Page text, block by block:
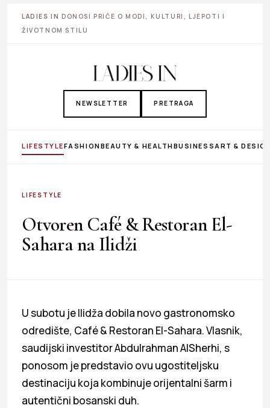
LADIES IN DONOSI PRIČE O MODI, KULTURI, LJEPOTI I
ŽIVOTNOM STILU
NEWSLETTER PRETRAGA
LIFESTYLEFASHIONBEAUTY & HEALTHBUSINESS ART &
LIFESTYLE
Otvoren Café & Restoran El-
Sahara na Ilidži
U subotu je Ilidža dobila novo gastronomsko
odredište, Café & Restoran El-Sahara. Vlasnik,
saudijski investitor Abdulrahman AlSherhi, s
ponosom je predstavio ovu ugostiteljsku
destinaciju koja kombinuje orijentalni šarm i
autentični bosanski duh.